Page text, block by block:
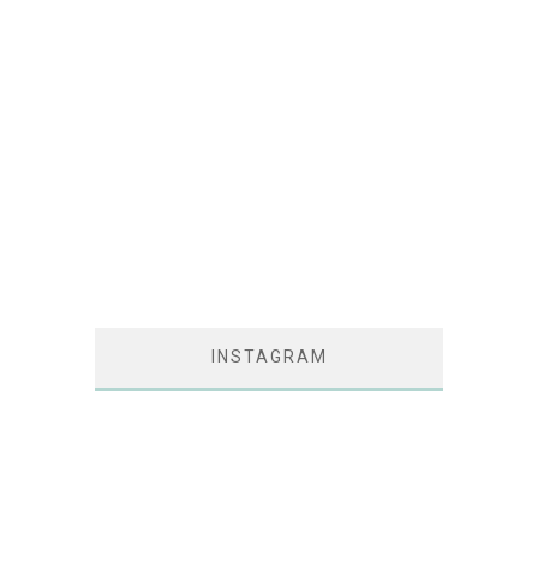
INSTAGRAM